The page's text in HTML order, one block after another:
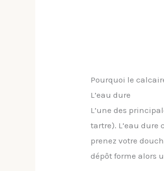
Pourquoi le
L’eau dure
L’une des
tartre). L’eau
prenez votre
dépôt forme alors